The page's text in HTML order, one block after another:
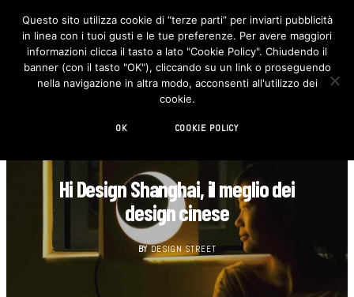
F
c
e
b
o
I
n
s
t
Hi Design Shanghai, il meglio dei
design cinese
BY DESIGN STREET
Questo sito utilizza cookie di “terze parti” per inviarti pubblicità
in linea con i tuoi gusti e le tue preferenze. Per avere maggiori
informazioni clicca il tasto a lato "Cookie Policy". Chiudendo il
banner (con il tasto "OK"), cliccando su un link o proseguendo
nella navigazione in altra modo, acconsenti all'utilizzo dei
cookie.
OK COOKIE POLICY